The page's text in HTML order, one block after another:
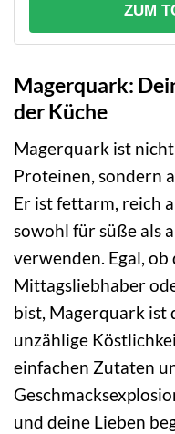
ZUM
Magerquark:
der Küche
Magerquark ist
Proteinen, sondern
Er ist fettarm, reich
sowohl für süße als
verwenden. Egal,
Mittagsliebhaber
bist, Magerquark ist
unzählige
einfachen Zutaten
und deine Lieben